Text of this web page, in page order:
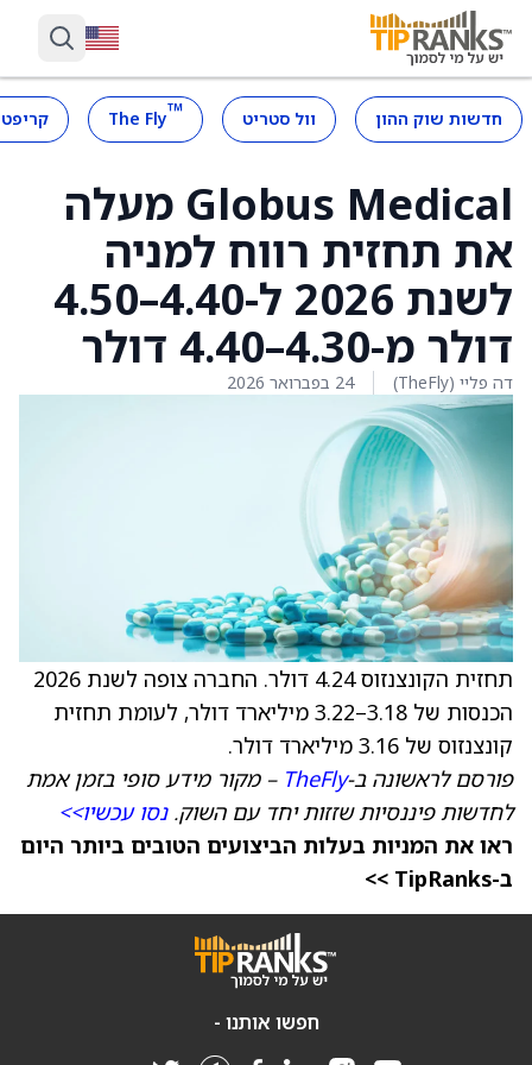
חדשות שוק ההון וול סטריט ™
The Fly
Globus Medical מעלה
את תחזית רווח למניה
לשנת 2026 ל-4.40–4.50
דולר מ-4.30–4.40 דולר
דה פליי (TheFly) 24 בפברואר 2026
תחזית הקונצנזוס 4.24 דולר. החברה צופה לשנת 2026
הכנסות של 3.18–3.22 מיליארד דולר, לעומת תחזית
קונצנזוס של 3.16 מיליארד דולר.
פורסם לראשונה ב-TheFly – מקור מידע סופי בזמן אמת
לחדשות פיננסיות שזזות יחד עם השוק.נסו עכשיו>>
ראו את המניות בעלות הביצועים הטובים ביותר היום
ב-TipRanks >>
חפשו אותנו -